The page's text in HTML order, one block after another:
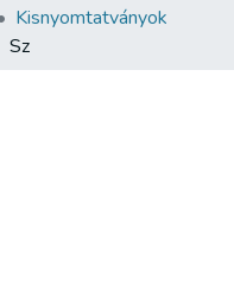
Kisnyomtatványok
Sz